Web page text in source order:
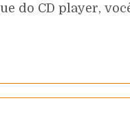
do CD player,